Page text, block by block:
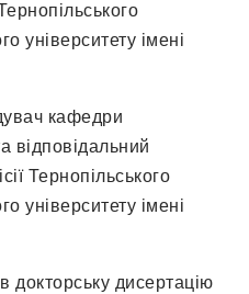
університету імені
кафедри
відповідальний
Тернопільського
університету імені
докторську дисертацію